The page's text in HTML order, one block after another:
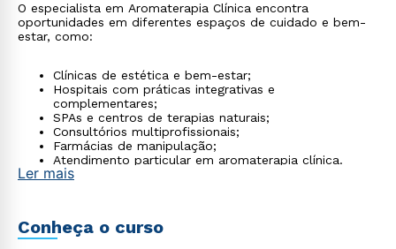
O especialista em Aromaterapia Clínica encontra
oportunidades em diferentes espaços de cuidado e bem-
estar, como:
Clínicas de estética e bem-estar;
Hospitais com práticas integrativas e
complementares;
SPAs e centros de terapias naturais;
Consultórios multiprofissionais;
Farmácias de manipulação;
Atendimento particular em aromaterapia clínica.
Ler mais
Conheça o curso